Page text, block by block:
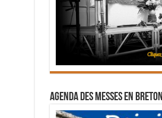
Agenda des messes en breton